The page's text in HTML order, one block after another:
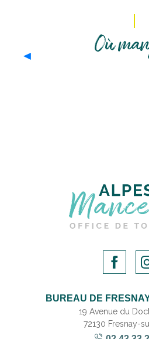
Où
BUREAU DE
19 Avenue du
72130 Fresnay-